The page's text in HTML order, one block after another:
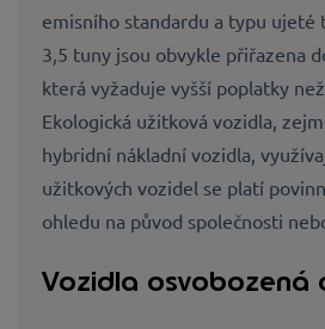
emisního standardu a typu ujeté
3,5 tuny jsou obvykle přiřazena
která vyžaduje vyšší poplatky
Ekologická užitková vozidla,
hybridní nákladní vozidla,
užitkových vozidel se platí
ohledu na původ společnosti
Vozidla osvobozená